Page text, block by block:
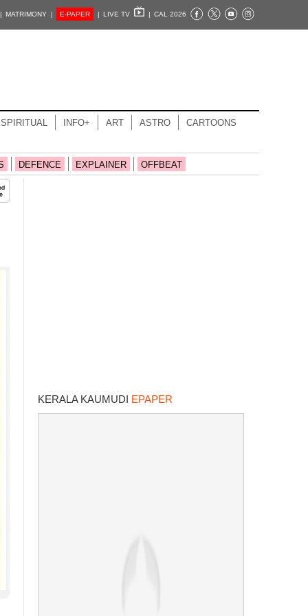
MATRIMONY | E-PAPER | LIVE TV | CAL 2026
SPIRITUAL INFO+ ART ASTRO CARTOONS
DEFENCE EXPLAINER OFFBEAT
KERALA KAUMUDI EPAPER